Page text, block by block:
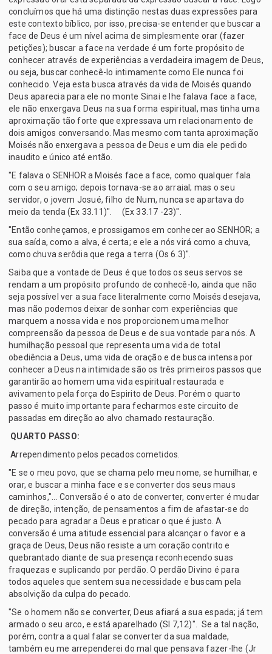
concluímos que há uma distinção nestas duas expressões para
este contexto bíblico, por isso, precisa-se entender que buscar a
face de Deus é um nível acima de simplesmente orar (fazer
petições); buscar a face na verdade é um forte propósito de
conhecer através de experiências a verdadeira imagem de Deus,
ou seja, buscar conhecê-lo intimamente como Ele nunca foi
conhecido. Veja esta busca através da vida de Moisés quando
Deus aparecia para ele no monte Sinai e lhe falava face a face,
ele não enxergava Deus na sua forma espiritual, mas tinha uma
aproximação tão forte que expressava um relacionamento de
dois amigos conversando. Mas mesmo com tanta aproximação
Moisés não enxergava a pessoa de Deus e um dia ele pedido
inaudito e único até então.
"E falava o SENHOR a Moisés face a face, como qualquer fala
com o seu amigo; depois tornava-se ao arraial; mas o seu
servidor, o jovem Josué, filho de Num, nunca se apartava do
meio da tenda (Ex 33.11)". (Ex 33.17 -23)".
"Então conheçamos, e prossigamos em conhecer ao SENHOR; a
sua saída, como a alva, é certa; e ele a nós virá como a chuva,
como chuva serôdia que rega a terra (Os 6.3)".
Saiba que a vontade de Deus é que todos os seus servos se
rendam a um propósito profundo de conhecê-lo, ainda que não
seja possível ver a sua face literalmente como Moisés desejava,
mas não podemos deixar de sonhar com experiências que
marquem a nossa vida e nos proporcionem uma melhor
compreensão da pessoa de Deus e de sua vontade para nós. A
humilhação pessoal que representa uma vida de total
obediência a Deus, uma vida de oração e de busca intensa por
conhecer a Deus na intimidade são os três primeiros passos que
garantirão ao homem uma vida espiritual restaurada e
avivamento pela força do Espirito de Deus. Porém o quarto
passo é muito importante para fecharmos este circuito de
passadas em direção ao alvo chamado restauração.
QUARTO PASSO:
Arrependimento pelos pecados cometidos.
"E se o meu povo, que se chama pelo meu nome, se humilhar, e
orar, e buscar a minha face e se converter dos seus maus
caminhos,"... Conversão é o ato de converter, converter é mudar
de direção, intenção, de pensamentos a fim de afastar-se do
pecado para agradar a Deus e praticar o que é justo. A
conversão é uma atitude essencial para alcançar o favor e a
graça de Deus, Deus não resiste a um coração contrito e
quebrantado diante de sua presença reconhecendo suas
fraquezas e suplicando por perdão. O perdão Divino é para
todos aqueles que sentem sua necessidade e buscam pela
absolvição da culpa do pecado.
"Se o homem não se converter, Deus afiará a sua espada; já tem
armado o seu arco, e está aparelhado (Sl 7,12)". Se a tal nação,
porém, contra a qual falar se converter da sua maldade,
também eu me arrependerei do mal que pensava fazer-lhe (Jr